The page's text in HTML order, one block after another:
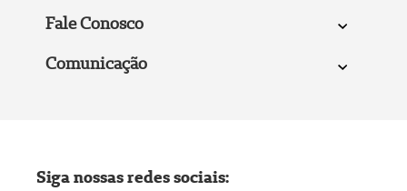
Fale Conosco
Comunicação
Siga nossas redes sociais: